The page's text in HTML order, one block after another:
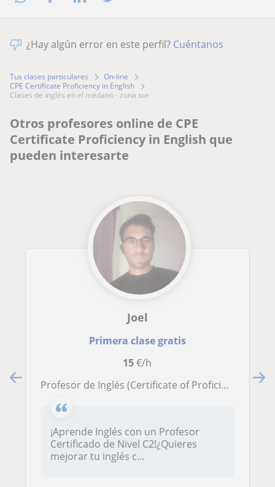
¿Hay algún error en este perfil? Cuéntanos
Tus clases particulares
On-line
CPE Certificate Proficiency in English
clases de inglés en el médano - zona sur
Otros profesores online de CPE
Certificate Proficiency in English que
pueden interesarte
Joel
Primera clase gratis
15€/h
Profesor de Inglés (Certificate of Proficiency in English)
¡Aprende Inglés con un Profesor
Certificado de Nivel C2!¿Quieres
mejorar tu inglés c...